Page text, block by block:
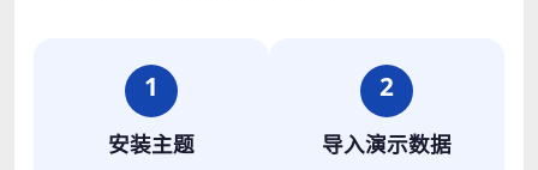
1
安装主题
2
导入演示数据